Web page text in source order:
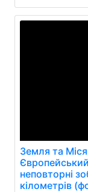
Земля та
неповторні
кілометрів